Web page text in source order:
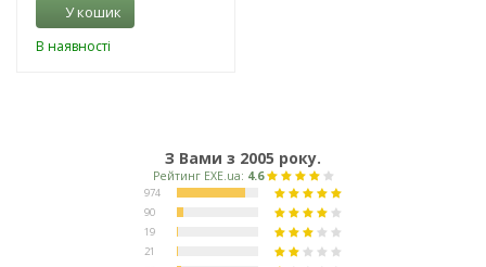
У кошик
В наявності
З Вами з 2005 року.